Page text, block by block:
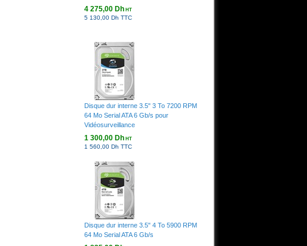
4 275,00 DhHT
5 130,00 Dh TTC
Disque dur interne 3.5" 3 To 7200 RPM
64 Mo Serial ATA 6 Gb/s pour
Vidéosurveillance
1 300,00 DhHT
1 560,00 Dh TTC
Disque dur interne 3.5" 4 To 5900 RPM
64 Mo Serial ATA 6 Gb/s